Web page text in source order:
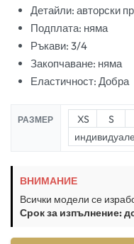
Детайли: авторски
Подплата: няма
Ръкави: 3/4
Закопчаване: няма
Еластичност: Добра
РАЗМЕР XS S
ВНИМАНИЕ
Всички модели се
Срок за изпълнение: